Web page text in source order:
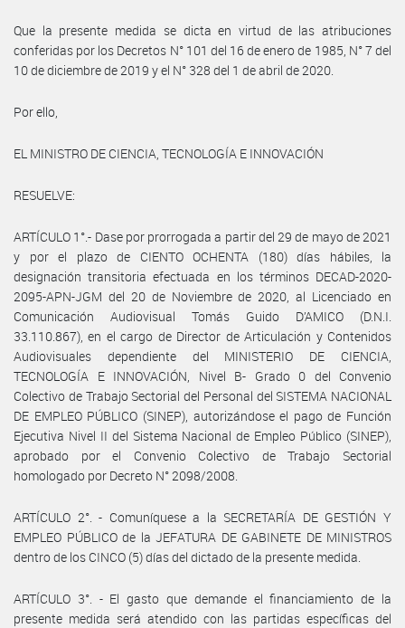
Que la presente medida se dicta en virtud de las atribuciones
conferidas por los Decretos N° 101 del 16 de enero de 1985, N° 7 del
10 de diciembre de 2019 y el N° 328 del 1 de abril de 2020.
Por ello,
EL MINISTRO DE CIENCIA, TECNOLOGÍA E INNOVACIÓN
RESUELVE:
ARTÍCULO 1°.- Dase por prorrogada a partir del 29 de mayo de 2021
y por el plazo de CIENTO OCHENTA (180) días hábiles, la
designación transitoria efectuada en los términos DECAD-2020-
2095-APN-JGM del 20 de Noviembre de 2020, al Licenciado en
Comunicación Audiovisual Tomás Guido D’AMICO (D.N.I.
33.110.867), en el cargo de Director de Articulación y Contenidos
Audiovisuales dependiente del MINISTERIO DE CIENCIA,
TECNOLOGÍA E INNOVACIÓN, Nivel B- Grado 0 del Convenio
Colectivo de Trabajo Sectorial del Personal del SISTEMA NACIONAL
DE EMPLEO PÚBLICO (SINEP), autorizándose el pago de Función
Ejecutiva Nivel II del Sistema Nacional de Empleo Público (SINEP),
aprobado por el Convenio Colectivo de Trabajo Sectorial
homologado por Decreto N° 2098/2008.
ARTÍCULO 2°. - Comuníquese a la SECRETARÍA DE GESTIÓN Y
EMPLEO PÚBLICO de la JEFATURA DE GABINETE DE MINISTROS
dentro de los CINCO (5) días del dictado de la presente medida.
ARTÍCULO 3°. - El gasto que demande el financiamiento de la
presente medida será atendido con las partidas específicas del